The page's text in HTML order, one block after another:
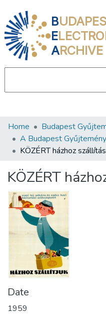
B
E
ARCHIVE
Communities &
All of DSpace
Statistics
Home Budapest
KÖZÉRT házhoz szállítás
KÖZÉRT
Date
1959